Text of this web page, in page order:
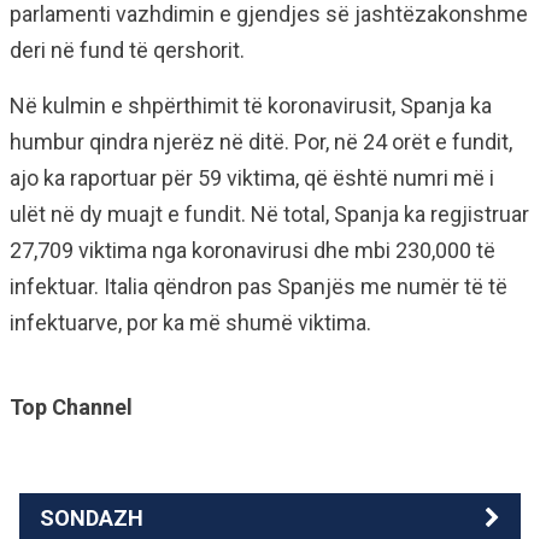
parlamenti vazhdimin e gjendjes së jashtëzakonshme
deri në fund të qershorit.
Në kulmin e shpërthimit të koronavirusit, Spanja ka
humbur qindra njerëz në ditë. Por, në 24 orët e fundit,
ajo ka raportuar për 59 viktima, që është numri më i
ulët në dy muajt e fundit. Në total, Spanja ka regjistruar
27,709 viktima nga koronavirusi dhe mbi 230,000 të
infektuar. Italia qëndron pas Spanjës me numër të të
infektuarve, por ka më shumë viktima.
Top Channel
SONDAZH